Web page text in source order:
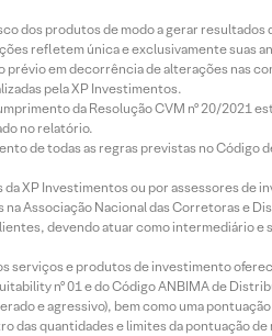
dos produtos de modo a gerar resultados
refletem única e exclusivamente suas
em decorrência de alterações nas
pela XP Investimentos.
da Resolução CVM nº 20/2021
no relatório.
de todas as regras previstas no
XP Investimentos ou por assessores de
Associação Nacional das Corretoras e
devendo atuar como intermediário
serviços e produtos de investimento
nº 01 e do Código ANBIMA de
e agressivo), bem como uma
das quantidades e limites da pontuação